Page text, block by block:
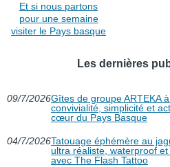
Et si nous partons
pour une semaine
visiter le Pays basque
Les dernières
09/7/2026Gîtes de groupe ARTEKA
convivialité, simplicité et
cœur du Pays Basque
04/7/2026Tatouage éphémère au
ultra réaliste, waterproof
avec The Flash Tattoo